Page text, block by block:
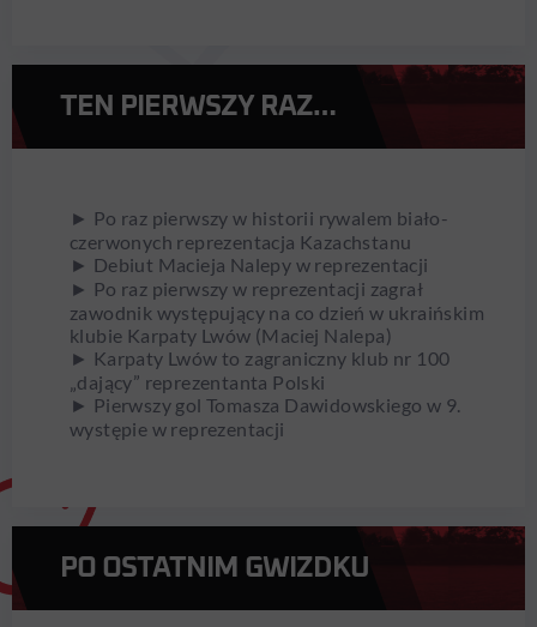
TEN PIERWSZY RAZ…
► Po raz pierwszy w historii rywalem biało-
czerwonych reprezentacja Kazachstanu
► Debiut Macieja Nalepy w reprezentacji
► Po raz pierwszy w reprezentacji zagrał
zawodnik występujący na co dzień w ukraińskim
klubie Karpaty Lwów (Maciej Nalepa)
► Karpaty Lwów to zagraniczny klub nr 100
„dający” reprezentanta Polski
► Pierwszy gol Tomasza Dawidowskiego w 9.
występie w reprezentacji
PO OSTATNIM GWIZDKU